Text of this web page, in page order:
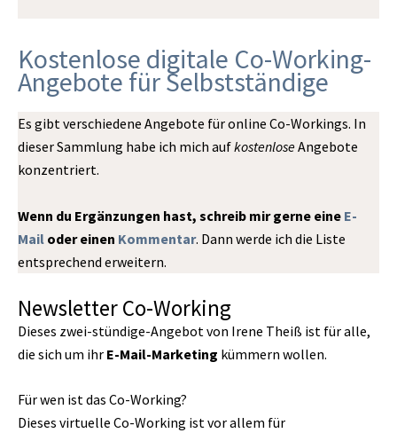
Kostenlose digitale Co-Working-
Angebote für Selbstständige
Es gibt verschiedene Angebote für online Co-Workings. In
dieser Sammlung habe ich mich aufkostenloseAngebote
konzentriert.
Wenn du Ergänzungen hast, schreib mir gerne eine E-
Mail oder einen Kommentar. Dann werde ich die Liste
entsprechend erweitern.
Newsletter Co-Working
Dieses zwei-stündige-Angebot von Irene Theiß ist für alle,
die sich um ihr E-Mail-Marketing kümmern wollen.
Für wen ist das Co-Working?
Dieses virtuelle Co-Working ist vor allem für